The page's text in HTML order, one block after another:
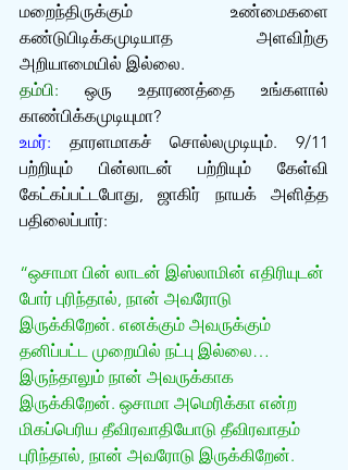
மறைந்திருக்கும் உண்மைகளை
கண்டுபிடிக்கமுடியாத அளவிற்கு
அறியாமையில் இல்லை.
தம்பி: ஒரு உதாரணத்தை உங்களால்
காண்பிக்கமுடியுமா?
உமர்: தாரளமாகச் சொல்லமுடியும். 9/11
பற்றியும் பின்லாடன் பற்றியும் கேள்வி
கேட்கப்பட்டபோது, ஜாகிர் நாயக் அளித்த
பதிலைப்பார்:
“ஒசாமா பின் லாடன் இஸ்லாமின் எதிரியுடன்
போர் புரிந்தால், நான் அவரோடு
இருக்கிறேன். எனக்கும் அவருக்கும்
தனிப்பட்ட முறையில் நட்பு இல்லை…
இருந்தாலும் நான் அவருக்காக
இருக்கிறேன். ஒசாமா அமெரிக்கா என்ற
மிகப்பெரிய தீவிரவாதியோடு தீவிரவாதம்
புரிந்தால், நான் அவரோடு இருக்கிறேன்.